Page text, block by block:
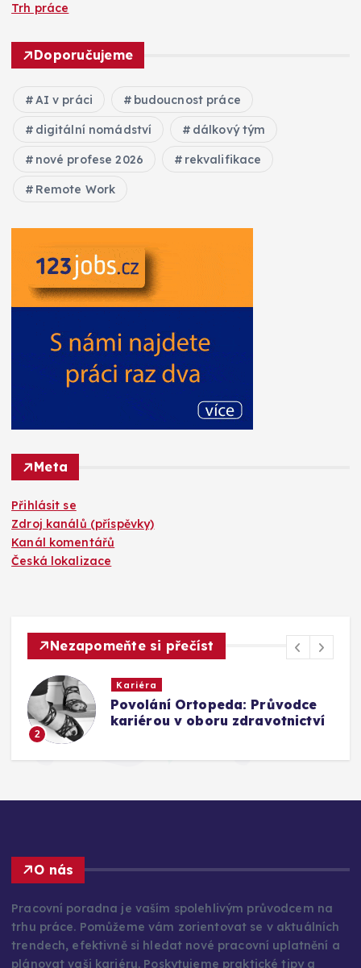
Trh práce
Doporučujeme
AI v práci budoucnost práce
digitální nomádství dálkový tým
nové profese 2026 rekvalifikace
Remote Work
Meta
Přihlásit se
Zdroj kanálů (příspěvky)
Kanál komentářů
Česká lokalizace
Nezapomeňte si přečíst
2
Kariéra
Povolání Ortopeda: Průvodce
kariérou v oboru zdravotnictví
O nás
Pracovní poradna je vaším spolehlivým průvodcem na
trhu práce. Pomůžeme vám zorientovat se v aktuálních
trendech, efektivně si hledat nové pracovní uplatnění a
plánovat vaši kariéru. Poskytujeme praktické tipy a